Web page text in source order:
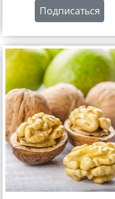
Подписаться